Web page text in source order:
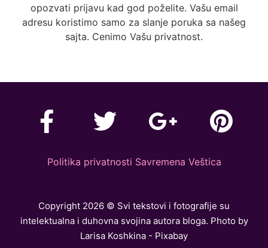
opozvati prijavu kad god poželite. Vašu email
adresu koristimo samo za slanje poruka sa našeg
sajta. Cenimo Vašu privatnost.
Politika privatnosti Savremena Veštica
Copyright 2026 © Svi tekstovi i fotografije su
intelektualna i duhovna svojina autora bloga. Photo by
Larisa Koshkina - Pixabay